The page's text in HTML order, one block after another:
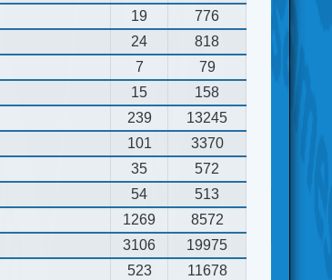
19
776
24
818
7
79
15
158
239
13245
101
3370
35
572
54
513
1269
8572
3106
19975
523
11678